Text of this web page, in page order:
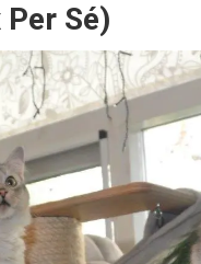
Sé)